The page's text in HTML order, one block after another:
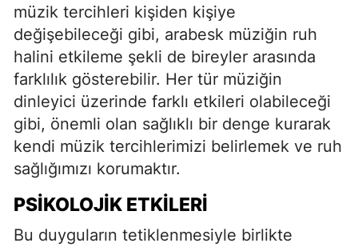
müzik tercihleri kişiden kişiye
değişebileceği gibi, arabesk müziğin ruh
halini etkileme şekli de bireyler arasında
farklılık gösterebilir. Her tür müziğin
dinleyici üzerinde farklı etkileri olabileceği
gibi, önemli olan sağlıklı bir denge kurarak
kendi müzik tercihlerimizi belirlemek ve ruh
sağlığımızı korumaktır.
PSIKOLOJIK ETKILERI
Bu duyguların tetiklenmesiyle birlikte